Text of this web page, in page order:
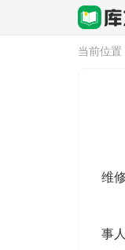
当前位置
维
在
事